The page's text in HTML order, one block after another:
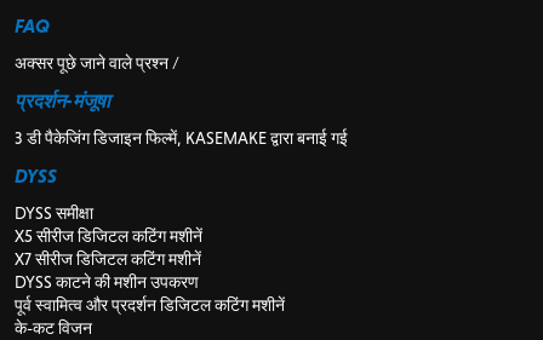
FAQ
अक्सर पूछे जाने वाले प्रश्न /
प्रदर्शन-मंजूषा
3 डी पैकेजिंग डिजाइन फिल्में, KASEMAKE द्वारा बनाई गई
DYSS
DYSS समीक्षा
X5 सीरीज डिजिटल कटिंग मशीनें
X7 सीरीज डिजिटल कटिंग मशीनें
DYSS काटने की मशीन उपकरण
पूर्व स्वामित्व और प्रदर्शन डिजिटल कटिंग मशीनें
के-कट विजन